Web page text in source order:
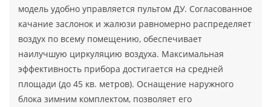
модель удобно управляется пультом ДУ. Согласованное
качание заслонок и жалюзи равномерно распределяет
воздух по всему помещению, обеспечивает
наилучшую циркуляцию воздуха. Максимальная
эффективность прибора достигается на средней
площади (до 45 кв. метров). Оснащение наружного
блока зимним комплектом, позволяет его